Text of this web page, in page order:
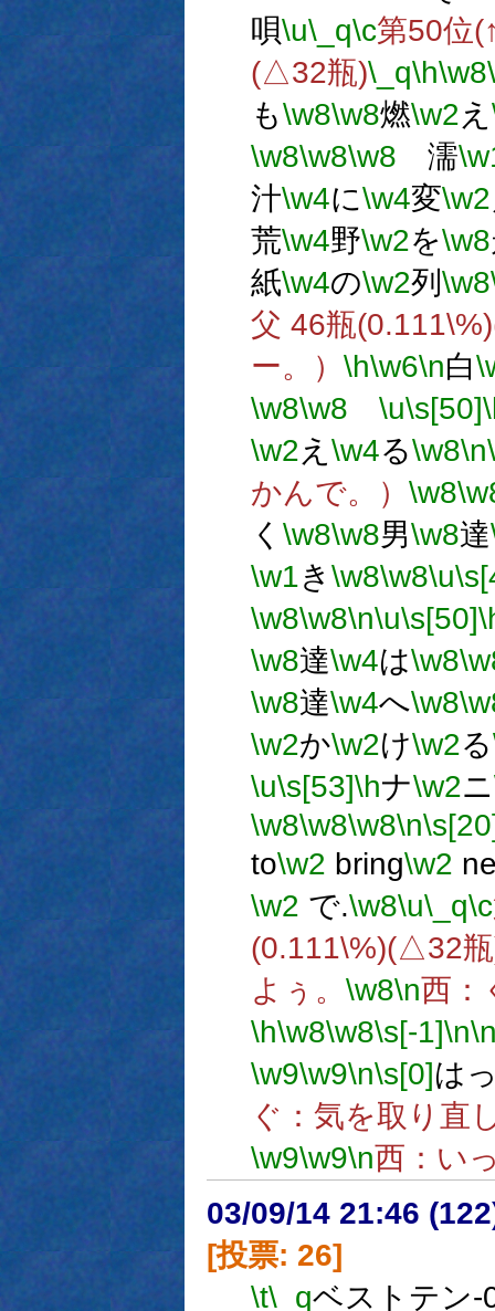
唄\u\_q\c第50位
(△32瓶)\_q\h\w8
も\w8\w8燃\w2え
\w8\w8\w8 濡
汁\w4に\w4変\w2
荒\w4野\w2を\w8
紙\w4の\w2列 \w8
父 46瓶
ー。） \h\w6\n白
\w8\w8 \u\s[50]
\w2え \w4る\w8\n
かんで。） \w8
く \w8\w8男\w8達
\w1き \w8\w8\u
\w8\w8\n\u\s[50]
\w8達\w4は\w8
\w8達\w4へ\w8
\w2か\w2け\w2る
\u\s[53]\hナ\w2ニ
\w8\w8\w8\n
to\w2 bring\w2
\w2 で.\w8\u\_q\c
(0.111\%)(△32
よぅ。 \w8\n西：
\h\w8\w8\s[-1]\n
\w9\w9\n\s[0]は
ぐ：気を取り直
\w9\w9\n西：い
03/09/14 21:46
[投票: 26]
\t\_qベストテン-